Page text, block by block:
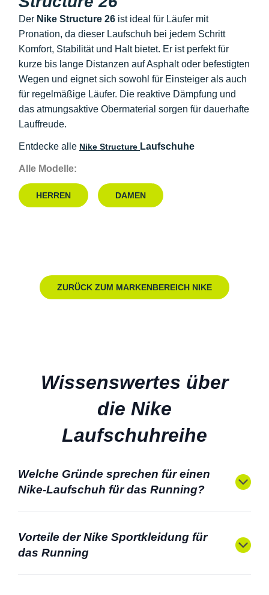
Der Nike Structure 26 ist ideal für Läufer mit
Pronation, da dieser Laufschuh bei jedem Schritt
Komfort, Stabilität und Halt bietet. Er ist perfekt für
kurze bis lange Distanzen auf Asphalt oder befestigten
Wegen und eignet sich sowohl für Einsteiger als auch
für regelmäßige Läufer. Die reaktive Dämpfung und
das atmungsaktive Obermaterial sorgen für dauerhafte
Lauffreude.
Entdecke alle Nike Structure Laufschuhe
Alle Modelle:
HERREN DAMEN
ZURÜCK ZUM MARKENBEREICH NIKE
Wissenswertes über
die Nike
Laufschuhreihe
Welche Gründe sprechen für einen
Nike-Laufschuh für das Running?
Vorteile der Nike Sportkleidung für
das Running